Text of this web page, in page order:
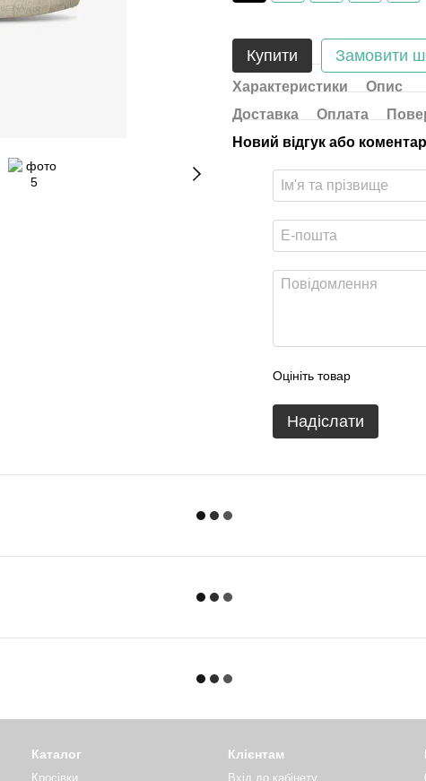
Купити Замовити
Характеристики
Опис
Доставка
Оплата
Новий відгук або коментар
Оцініть товар
Надіслати
Каталог
Кросівки
Клієнтам
Вхід до кабінету